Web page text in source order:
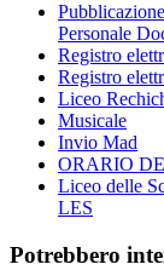
Personale
Registro
Registro
Liceo
Musicale
Invio Mad
ORARIO
Liceo delle
LES
Potrebbero